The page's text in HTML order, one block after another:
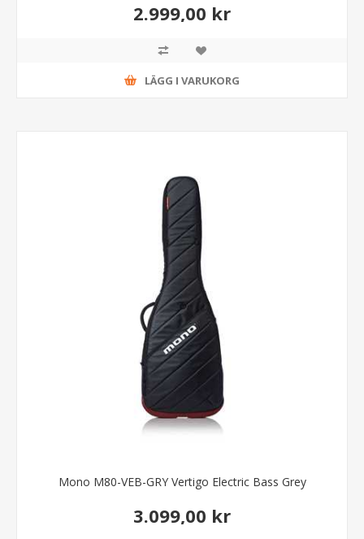
2.999,00 kr
LÄGG I VARUKORG
Mono M80-VEB-GRY Vertigo Electric Bass Grey
3.099,00 kr